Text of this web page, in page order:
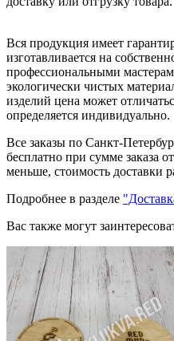
Вся продукция имеет
изготавливается на
профессиональными
экологически чистых
изделий цена может
определяется индивидуально.
Все заказы по Санкт-
бесплатно при сумме заказа
меньше, стоимость доставки
Подробнее в разделе
Вас также могут